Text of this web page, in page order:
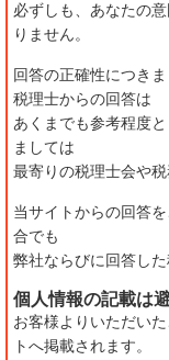
必ずしも、あなたの
りません。
回答の正確性につき
税理士からの回答は
あくまでも参考程度
ましては
最寄りの税理士会や
当サイトからの回答
合でも
弊社ならびに回答し
個人情報の記載は
お客様よりいただい
トへ掲載されます。